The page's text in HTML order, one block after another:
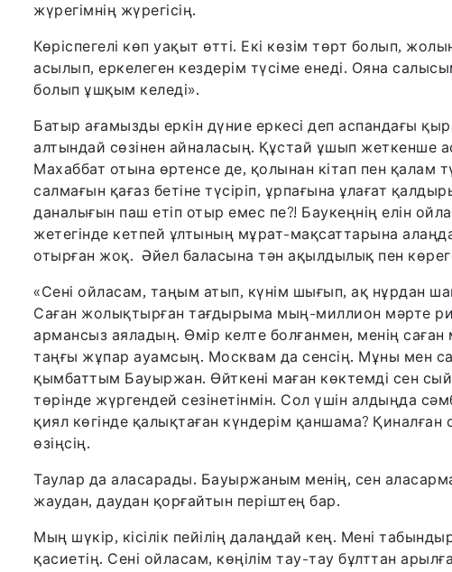
жүрегімнің жүрегісің.
Көріспегелі көп уақыт өтті. Екі көзім төрт болып,
асылып, еркелеген кездерім түсіме енеді. Ояна
болып ұшқым келеді».
Батыр ағамызды еркін дүние еркесі деп аспандағы
алтындай сөзінен айналасың. Құстай ұшып жеткенше
Махаббат отына өртенсе де, қолынан кітап пен қалам
салмағын қағаз бетіне түсіріп, ұрпағына ұлағат
даналығын паш етіп отыр емес пе?! Баукеңнің елін
жетегінде кетпей ұлтының мұрат-мақсаттарына
отырған жоқ. Әйел баласына тән ақылдылық пен
«Сені ойласам, таңым атып, күнім шығып, ақ нұрдан
Саған жолықтырған тағдырыма мың-миллион мәрте
армансыз аяладың. Өмір келте болғанмен, менің
таңғы жұпар ауамсың. Москвам да сенсің. Мұны мен
қымбаттым Бауыржан. Өйткені маған көктемді сен
төрінде жүргендей сезінетінмін. Сол үшін алдыңда
қиял көгінде қалықтаған күндерім қаншама? Қиналған
өзіңсің.
Таулар да аласарады. Бауыржаным менің, сен
жаудан, даудан қорғайтын періштең бар.
Мың шүкір, кісілік пейілің далаңдай кең. Мені
қасиетің. Сені ойласам, көңілім тау-тау бұлттан